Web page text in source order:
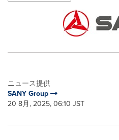
ニュース提供
SANY Group
20 8月, 2025, 06:10 JST